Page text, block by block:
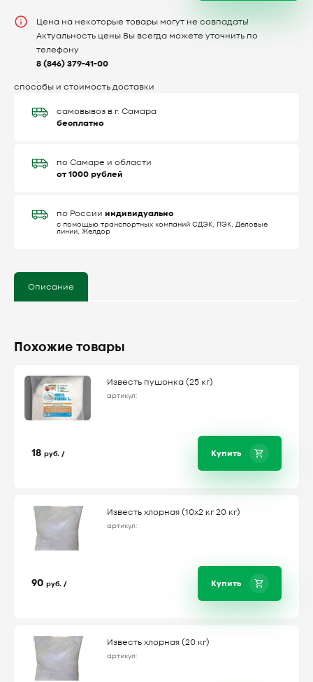
Цена на некоторые товары могут не совпадать!
Актуальность цены Вы всегда можете уточнить по
телефону
8 (846) 379-41-00
способы и стоимость доставки
самовывоз в г. Самара
бесплатно
по Самаре и области
от 1000 рублей
по России индивидуально
с помощью транспортных компаний СДЭК, ПЭК, Деловые
линии, Желдор
Описание
Похожие товары
Известь пушонка (25 кг)
артикул:
18 руб. / Купить
Известь хлорная (10х2 кг 20 кг)
артикул:
90 руб. / Купить
Известь хлорная (20 кг)
артикул: